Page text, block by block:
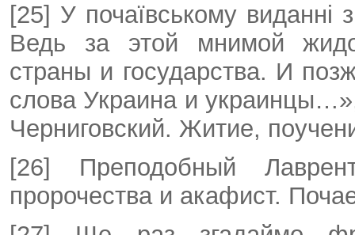
[25] У почаївському виданні
Ведь за этой мнимой
страны и государства. И
слова Украина и
Черниговский. Житие,
[26] Преподобный
пророчества и акафист.